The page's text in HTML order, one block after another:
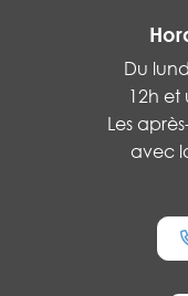
Du
12h et
Les
avec